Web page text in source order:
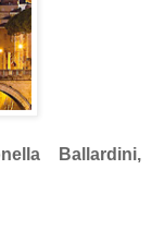
Ballardini,